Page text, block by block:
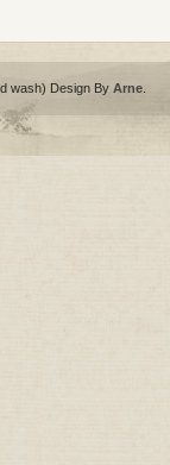
wash) Design By Arne